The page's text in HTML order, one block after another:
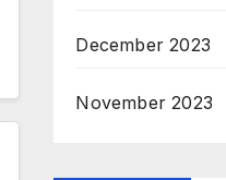
December 2023
November 2023